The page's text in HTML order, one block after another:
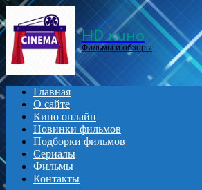
HD кино
Фильмы и обзоры
Главная
О сайте
Кино онлайн
Новинки фильмов
Подборки фильмов
Сериалы
Фильмы
Контакты